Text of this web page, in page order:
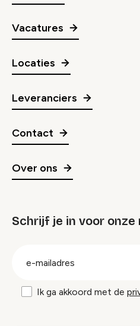
Vacatures
Locaties
Leveranciers
Contact
Over ons
Schrijf je in voor
Ik ga akkoord met de